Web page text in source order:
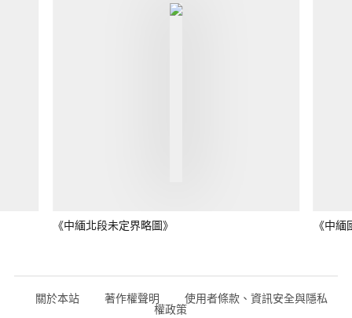
《中緬北段未定界略圖》 《中
關於本站 著作權聲明 使用者條款、資訊安全與隱私
權政策